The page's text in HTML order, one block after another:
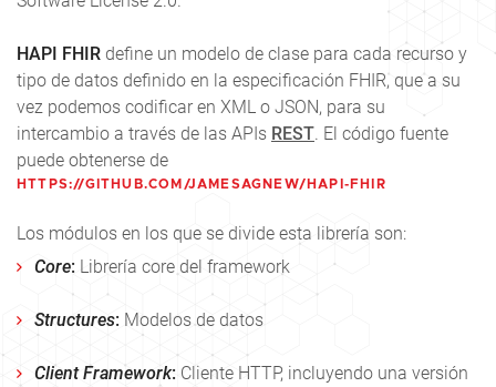
HAPI FHIR define un modelo de clase para cada recurso y
tipo de datos definido en la especificación FHIR, que a su
vez podemos codificar en XML o JSON, para su
intercambio a través de las APIs REST. El código fuente
puede obtenerse de
HTTPS://GITHUB.COM/JAMESAGNEW/HAPI-FHIR
Los módulos en los que se divide esta librería son:
Core: Librería core del framework
Structures: Modelos de datos
Client Framework: Cliente HTTP, incluyendo una versión